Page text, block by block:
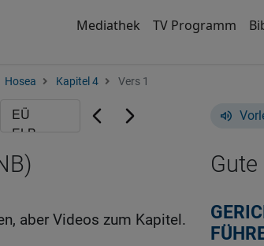
Mediathek TV Programm
Hosea Kapitel 4 Vers 1
aber Videos zum Kapitel.